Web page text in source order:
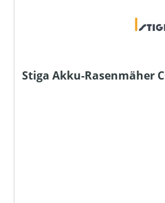
Stiga Akku-Rasenmäher